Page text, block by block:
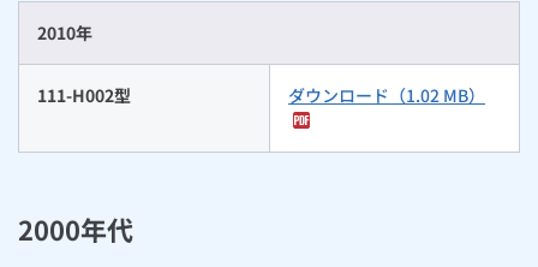
2010年
111-H002型 ダウンロード（1.02 MB）
2000年代